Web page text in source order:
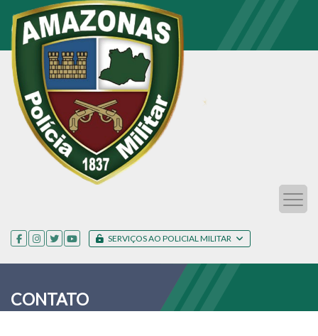
SERVIÇOS AO POLICIAL MILITAR
CONTATO